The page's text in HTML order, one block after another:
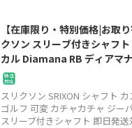
【在庫限り・特別価格|お取
クソン スリーブ付きシャフ
カル Diamana RB ディアマ
(XXIO-eks-／ZX7,5／Z785
Z945／Z745／Z545)
スリクソン SRIXON シャフト
ゴルフ 可変 カチャカチャ ジー
スリーブ付きシャフト 即日発